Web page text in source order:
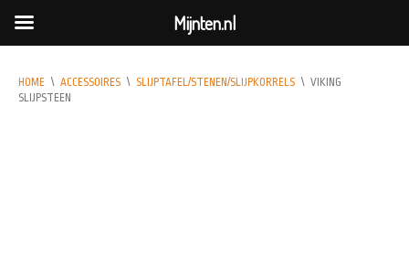
HOME \ ACCESSOIRES \ SLIJPTAFEL/STENEN/SLIJPKORRELS \ VIKING
SLIJPSTEEN
Mijnten.nl